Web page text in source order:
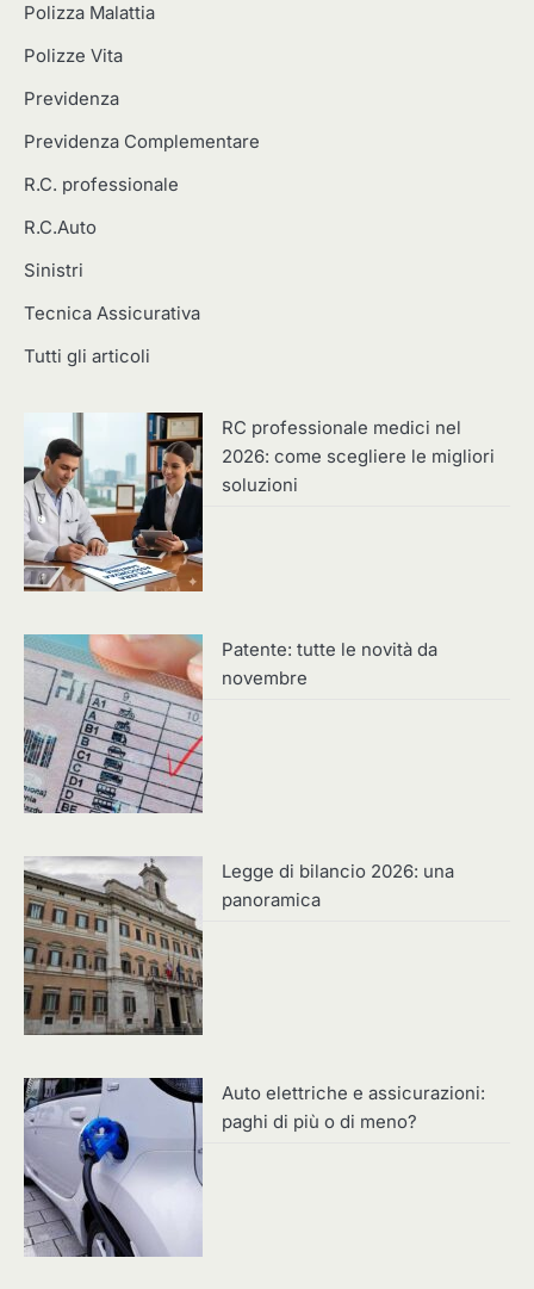
Polizza Malattia
Polizze Vita
Previdenza
Previdenza Complementare
R.C. professionale
R.C.Auto
Sinistri
Tecnica Assicurativa
Tutti gli articoli
RC professionale medici nel
2026: come scegliere le migliori
soluzioni
Patente: tutte le novità da
novembre
Legge di bilancio 2026: una
panoramica
Auto elettriche e assicurazioni:
paghi di più o di meno?